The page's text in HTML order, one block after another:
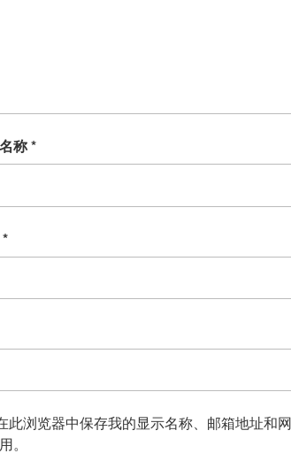
称*
*
此浏览器中保存我的显示名称、邮箱地址和
。